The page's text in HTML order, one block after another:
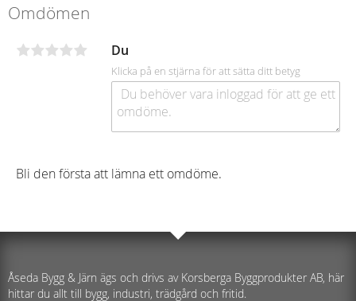
Omdömen
Du
Klicka på en stjärna för att sätta ditt betyg
Bli den första att lämna ett omdöme.
Åseda Bygg & Järn ägs och drivs av Korsberga Byggprodukter AB, här
hittar du allt till bygg, industri, trädgård och fritid.